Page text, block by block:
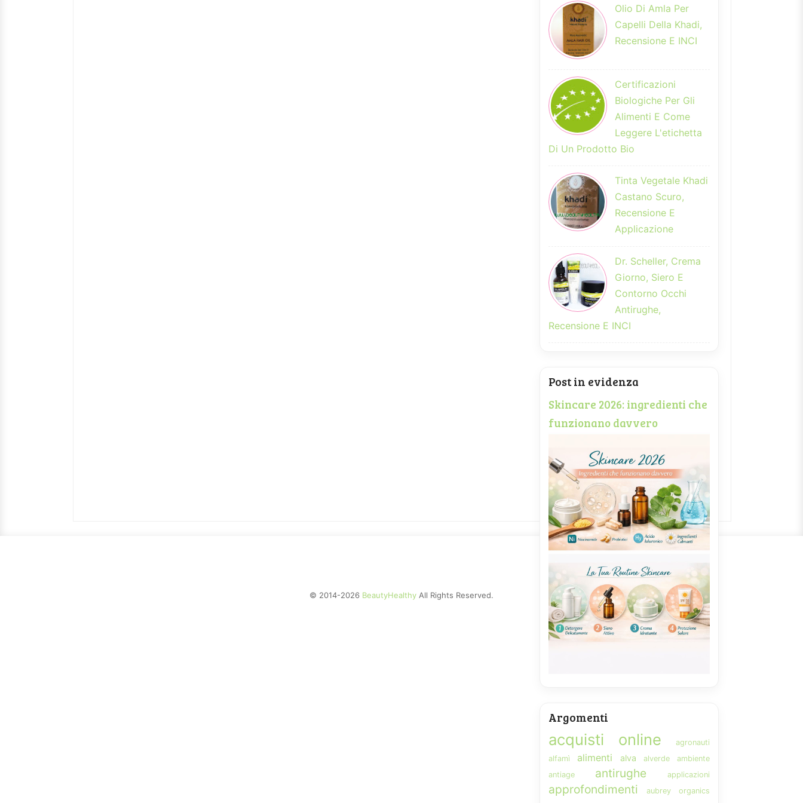
Olio Di Amla Per
Capelli Della Khadi,
Recensione E INCI
Certificazioni
Biologiche Per Gli
Alimenti E Come
Leggere L'etichetta
Di Un Prodotto Bio
Tinta Vegetale Khadi
Castano Scuro,
Recensione E
Applicazione
Dr. Scheller, Crema
Giorno, Siero E
Contorno Occhi
Antirughe,
Recensione E INCI
Post in evidenza
Skincare 2026: ingredienti che
funzionano davvero
Argomenti
acquisti online
agronauti
alfamì
alimenti alva alverde
ambiente
antiage
antirughe applicazioni
approfondimenti aubrey organics
© 2014-2026 BeautyHealthy All Rights Reserved.